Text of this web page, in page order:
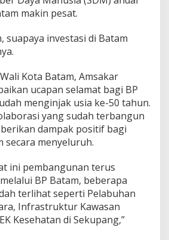
makin pesat.
suapaya investasi di Batam
Kota Batam, Amsakar
ucapan selamat bagi BP
menginjak usia ke-50 tahun.
yang sudah terbangun
dampak positif bagi
secara menyeluruh.
ini pembangunan terus
BP Batam, beberapa
terlihat seperti Pelabuhan
Infrastruktur Kawasan
Kesehatan di Sekupang,”